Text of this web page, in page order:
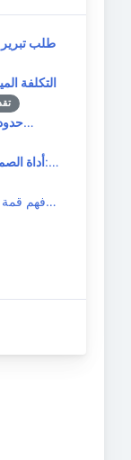
طلب
التكلفة
فهم حدود البطارية ف…
أداةأداة الصمام السفلي:…
TOC: فهم قمة الإسمن…